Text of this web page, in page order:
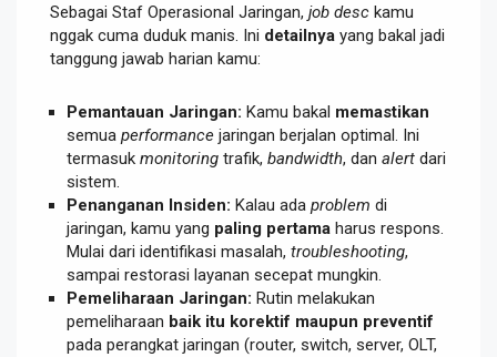
Sebagai Staf Operasional Jaringan, job desc kamu
nggak cuma duduk manis. Ini detailnya yang bakal jadi
tanggung jawab harian kamu:
Pemantauan Jaringan: Kamu bakal memastikan
semua performance jaringan berjalan optimal. Ini
termasuk monitoring trafik, bandwidth, dan alert dari
sistem.
Penanganan Insiden: Kalau ada problem di
jaringan, kamu yang paling pertama harus respons.
Mulai dari identifikasi masalah, troubleshooting,
sampai restorasi layanan secepat mungkin.
Pemeliharaan Jaringan: Rutin melakukan
pemeliharaan baik itu korektif maupun preventif
pada perangkat jaringan (router, switch, server, OLT,